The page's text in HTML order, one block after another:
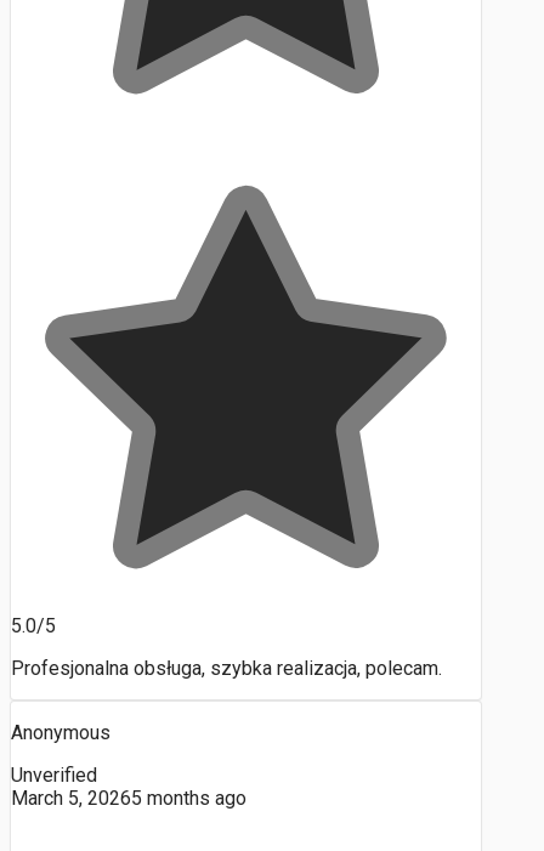
5.0/5
Profesjonalna obsługa, szybka realizacja, polecam.
Anonymous
Unverified
March 5, 20265 months ago